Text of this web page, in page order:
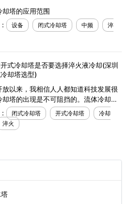
却塔的应用范围
设备 闭式冷却塔 中频
淬
式冷却塔是否要选择淬火液冷却(深圳
却塔选型)
放以来，我相信人人都知道科技发展很
却塔的出现是不可阻挡的。流体冷却器
实际上是将热交换器安装在开放式冷却
为什么？因为这种使用方法将减少热交
冷却
闭式冷却塔 开式冷却塔
冷却
淬火